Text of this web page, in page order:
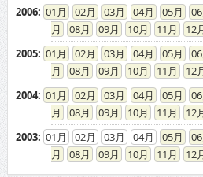
2004: 01 02 03 04 05 06
08
09 10 11
12
2003: 01 02 03 04 05 06
08
09 10 11 12
ドカントをご利用する皆様へ